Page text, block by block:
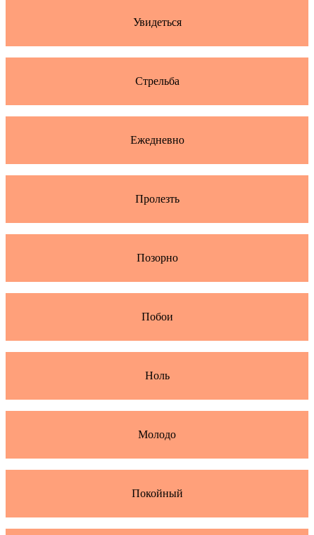
Увидеться
Стрельба
Ежедневно
Пролезть
Позорно
Побои
Ноль
Молодо
Покойный